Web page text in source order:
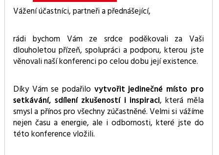
Vážení účastníci, partneři a přednášející,
rádi bychom Vám ze srdce poděkovali za Vaši
dlouholetou přízeň, spolupráci a podporu, kterou jste
věnovali naší konferenci po celou dobu její existence.
Díky Vám se podařilo vytvořit jedinečné místo pro
setkávání, sdílení zkušeností i inspiraci, která měla
smysl a přínos pro všechny zúčastněné. Velmi si vážíme
nejen času a energie, ale i odbornosti, které jste do
této konference vložili.